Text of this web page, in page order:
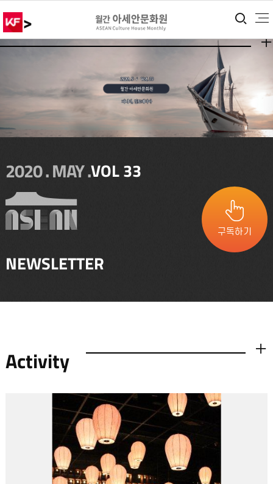
> 통
2020 . MAY .VOL 33
NEWSLETTER
구독하기
Activity 더보기
더보기